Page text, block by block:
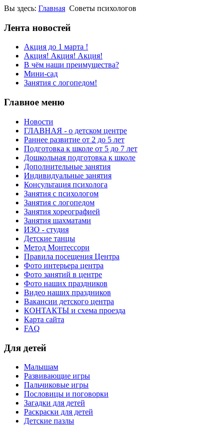
Вы здесь: Главная Советы психологов
Лента новостей
Акция до 1 марта !
Акция! Акция! Акция!
В чём наши преимущества?
Мини-сад
Занятия с логопедом!
Главное меню
Новости
ГЛАВНАЯ - о детском центре
Раннее развитие от 2 до 5 лет
Подготовка к школе от 5 до 7 лет
Дошкольная подготовка к школе
Дополнительные занятия
Индивидуальные занятия
Консультация психолога
Занятия с психологом
Занятия с логопедом
Занятия хореографией
Занятия шахматами
ИЗО - студия
Детские танцы
Метод Монтессори
Правила посещения Центра
Фото интерьера центра
Фото занятий в центре
Фото наших праздников
Видео наших праздников
Вакансии детского центра
КОНТАКТЫ и схема проезда
Карта сайта
FAQ
Для детей
Малышам
Развивающие игры
Пальчиковые игры
Пословицы и поговорки
Загадки для детей
Раскраски для детей
Детские пазлы